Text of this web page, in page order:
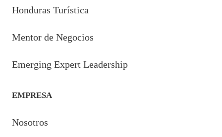
Honduras Turística
Mentor de Negocios
Emerging Expert Leadership
EMPRESA
Nosotros